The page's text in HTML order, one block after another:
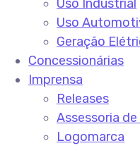
Uso Industrial
Uso
Geração
Concessionárias
Imprensa
Releases
Assessoria
Logomarca